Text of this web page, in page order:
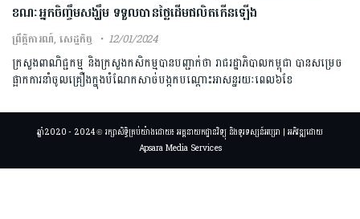
ខណៈអ្នកចិញ្ចឹមសង្ឃឹម ទទួលបានថ្លៃដើមផលិតកើនឡើង
ព្រឹត្តិការណ៍,សេដ្ឋកិច្ច 12/01/2024
ក្រសួងពាណិជ្ជកម្ម និងក្រសួងកសិកម្មបានបញ្ជាក់ថា រាជរដ្ឋាភិបាលកម្ពុជា បានសម្រេច
ផ្អាកការនាំចូលគ្រឿងក្នុងបំណែកសាច់បង្កកបណ្តោះអាសន្នរយៈពេល៦ខែ
ឆ្នាំ2020 - 2024 © រក្សាសិទ្ធិគ្រប់យ៉ាងដោយ៖ អគ្គនាយកដ្ឋានវិទ្យុ និងទូរទស្សន៍អប្សរា | អភិវឌ្ឍដោយ
Apsara Media Services